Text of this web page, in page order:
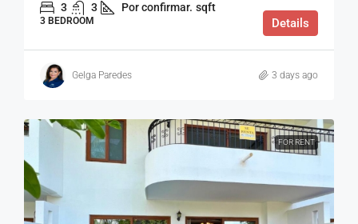
3 3 Por confirmar. sqft
3 BEDROOM Details
Gelga Paredes 3 days ago
FOR RENT